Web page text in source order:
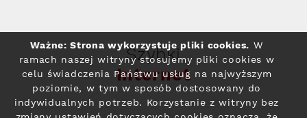
Szybki
Internet
Ważne: Strona wykorzystuje pliki cookies. W
ramach naszej witryny stosujemy pliki cookies w
celu świadczenia Państwu usług na najwyższym
poziomie, w tym w sposób dostosowany do
indywidualnych potrzeb. Korzystanie z witryny bez